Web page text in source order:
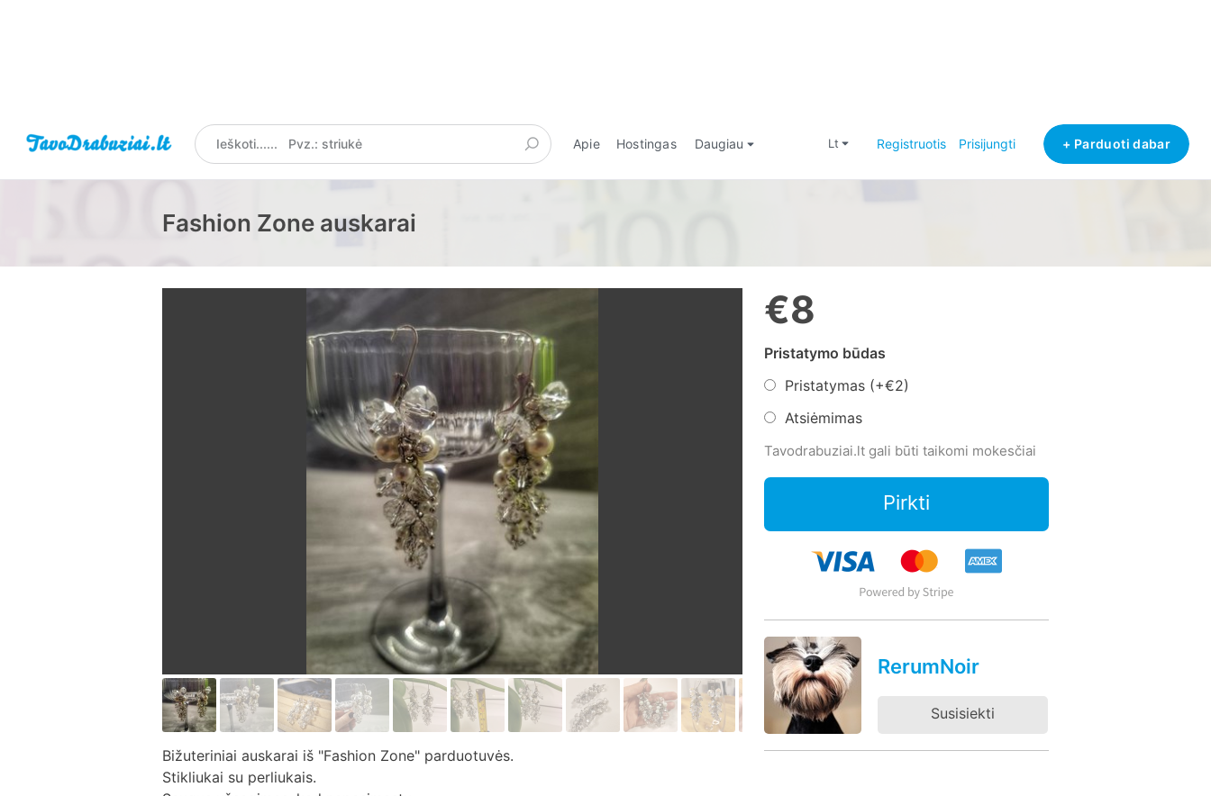
Apie Hostingas Daugiau lt Registruotis Prisijungti + Parduoti dabar
Fashion Zone auskarai
Bižuteriniai auskarai iš "Fashion Zone" parduotuvės.
Stikliukai su perliukais.
€8
Pristatymo būdas
Pristatymas (+€2)
Atsiėmimas
Tavodrabuziai.lt gali būti taikomi mokesčiai
Pirkti
RerumNoir
Susisiekti